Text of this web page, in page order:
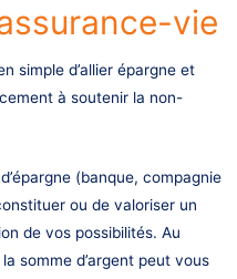
vie
simple d’allier épargne et
à soutenir la non-
(banque, compagnie
ou de valoriser un
de vos possibilités. Au
somme d’argent peut vous